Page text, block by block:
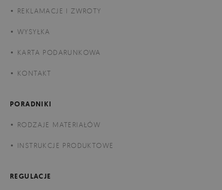
REKLAMACJE I ZWROTY
WYSYŁKA
KARTA PODARUNKOWA
KONTAKT
PORADNIKI
RODZAJE MATERIAŁÓW
INSTRUKCJE PRODUKTOWE
REGULACJE